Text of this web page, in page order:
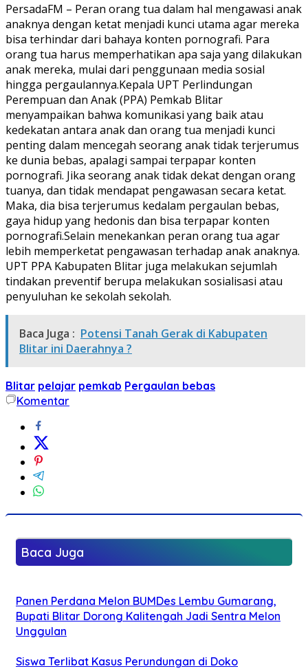
PersadaFM – Peran orang tua dalam hal mengawasi anak
anaknya dengan ketat menjadi kunci utama agar mereka
bisa terhindar dari bahaya konten pornografi. Para
orang tua harus memperhatikan apa saja yang dilakukan
anak mereka, mulai dari penggunaan media sosial
hingga pergaulannya.Kepala UPT Perlindungan
Perempuan dan Anak (PPA) Pemkab Blitar
menyampaikan bahwa komunikasi yang baik atau
kedekatan antara anak dan orang tua menjadi kunci
penting dalam mencegah seorang anak tidak terjerumus
ke dunia bebas, apalagi sampai terpapar konten
pornografi. Jika seorang anak tidak dekat dengan orang
tuanya, dan tidak mendapat pengawasan secara ketat.
Maka, dia bisa terjerumus kedalam pergaulan bebas,
gaya hidup yang hedonis dan bisa terpapar konten
pornografi.Selain menekankan peran orang tua agar
lebih memperketat pengawasan terhadap anak anaknya.
UPT PPA Kabupaten Blitar juga melakukan sejumlah
tindakan preventif berupa melakukan sosialisasi atau
penyuluhan ke sekolah sekolah.
Baca Juga : Potensi Tanah Gerak di Kabupaten
Blitar ini Daerahnya ?
Blitar pelajar pemkab Pergaulan bebas
Komentar
Baca Juga
Panen Perdana Melon BUMDes Lembu Gumarang,
Bupati Blitar Dorong Kalitengah Jadi Sentra Melon
Unggulan
Siswa Terlibat Kasus Perundungan di Doko